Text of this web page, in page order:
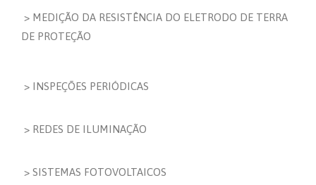
> MEDIÇÃO DA RESISTÊNCIA DO ELETRODO DE TERRA
DE PROTEÇÃO
> INSPEÇÕES PERIÓDICAS
> REDES DE ILUMINAÇÃO
> SISTEMAS FOTOVOLTAICOS